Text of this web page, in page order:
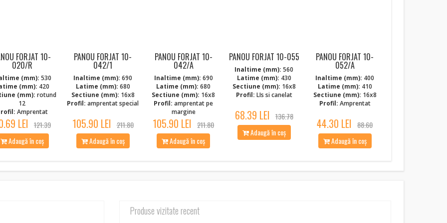
FORJAT 10-
020/R
(mm): 530
(mm): 420
(mm): rotund
12
Amprentat
LEI 121.39
Adaugă în coș
PANOU FORJAT 10-
042/1
Inaltime (mm): 690
Latime (mm): 680
Sectiune (mm): 16x8
Profil: amprentat special
105.90 LEI 211.80
Adaugă în coș
PANOU FORJAT 10-
042/A
Inaltime (mm): 690
Latime (mm): 680
Sectiune (mm): 16x8
Profil: amprentat pe
margine
105.90 LEI 211.80
Adaugă în coș
PANOU FORJAT 10-055
Inaltime (mm): 560
Latime (mm): 430
Sectiune (mm): 16x8
Profil: LIs si canelat
68.39 LEI 136.78
Adaugă în coș
PANOU FORJAT 10-
052/A
Inaltime (mm): 400
Latime (mm): 410
Sectiune (mm): 16x8
Profil: Amprentat
44.30 LEI 88.60
Adaugă în coș
Produse vizitate recent